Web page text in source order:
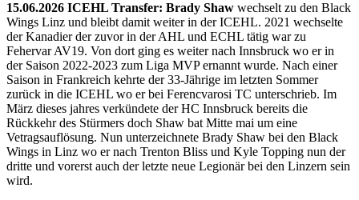
15.06.2026 ICEHL Transfer: Brady Shaw wechselt zu den Black
Wings Linz und bleibt damit weiter in der ICEHL. 2021 wechselte
der Kanadier der zuvor in der AHL und ECHL tätig war zu
Fehervar AV19. Von dort ging es weiter nach Innsbruck wo er in
der Saison 2022-2023 zum Liga MVP ernannt wurde. Nach einer
Saison in Frankreich kehrte der 33-Jährige im letzten Sommer
zurück in die ICEHL wo er bei Ferencvarosi TC unterschrieb. Im
März dieses jahres verkündete der HC Innsbruck bereits die
Rückkehr des Stürmers doch Shaw bat Mitte mai um eine
Vetragsauflösung. Nun unterzeichnete Brady Shaw bei den Black
Wings in Linz wo er nach Trenton Bliss und Kyle Topping nun der
dritte und vorerst auch der letzte neue Legionär bei den Linzern sein
wird.